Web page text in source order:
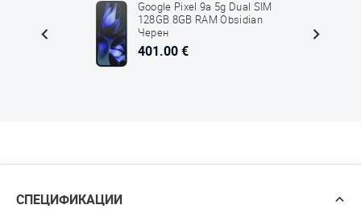
Google Pixel 9a 5g Dual SIM
128GB 8GB RAM Obsidian
Черен
401.00 €
СПЕЦИФИКАЦИИ